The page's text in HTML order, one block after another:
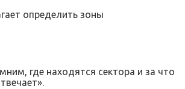
определить зоны
где находятся сектора и за что